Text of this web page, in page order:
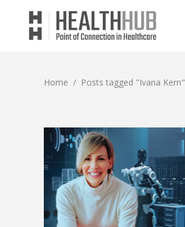
Home / Posts tagged "Ivana Kern"